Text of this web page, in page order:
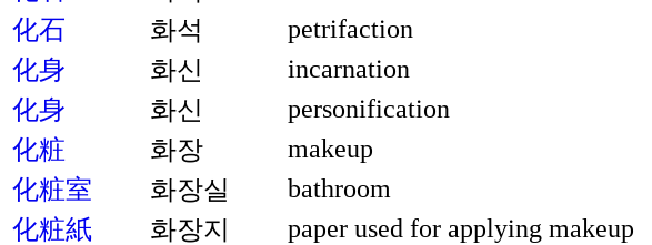
化石
화석
petrifaction
化身
화신
incarnation
化身
화신
personification
化粧
화장
makeup
化粧室
화장실
bathroom
化粧紙
화장지
paper used for applying makeup